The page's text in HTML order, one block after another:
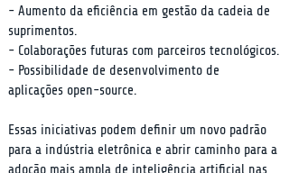
- Aumento da eficiência em gestão da cadeia de
suprimentos.
- Colaborações futuras com parceiros tecnológicos.
- Possibilidade de desenvolvimento de
aplicações open-source.
Essas iniciativas podem definir um novo padrão
para a indústria eletrônica e abrir caminho para a
adoção mais ampla de inteligência artificial nas